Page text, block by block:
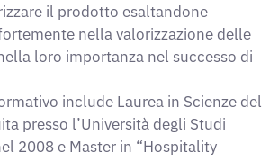
il prodotto esaltandone
nella valorizzazione delle
loro importanza nel successo di
include Laurea in Scienze del
presso l’Università degli Studi
2008 e Master in “Hospitality